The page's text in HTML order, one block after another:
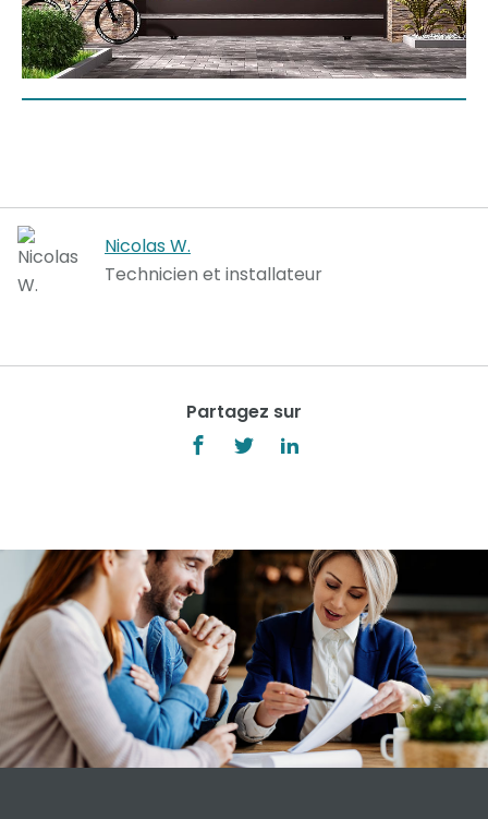
Nicolas W.
Technicien et installateur
Partagez sur